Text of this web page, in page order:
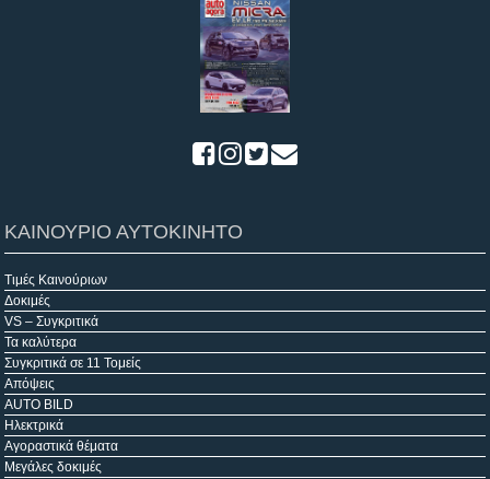
ΚΑΙΝΟΥΡΙΟ ΑΥΤΟΚΙΝΗΤΟ
Τιμές Καινούριων
Δοκιμές
VS – Συγκριτικά
Τα καλύτερα
Συγκριτικά σε 11 Τομείς
Απόψεις
AUTO BILD
Ηλεκτρικά
Αγοραστικά θέματα
Μεγάλες δοκιμές